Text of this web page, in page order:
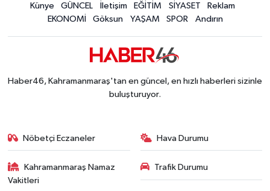
10:34 |Kahramanmaraş Göksun 3,7 Büyüklüğündeki
Künye GÜNCEL İletişim EĞİTİM SİYASET
Reklam
EKONOMİ
Göksun YAŞAM SPOR Andırın
Haber46, Kahramanmaraş'tan en güncel, en hızlı haberleri sizinle
buluşturuyor.
Nöbetçi Eczaneler Hava Durumu
Kahramanmaraş Namaz
Vakitleri
Trafik Durumu